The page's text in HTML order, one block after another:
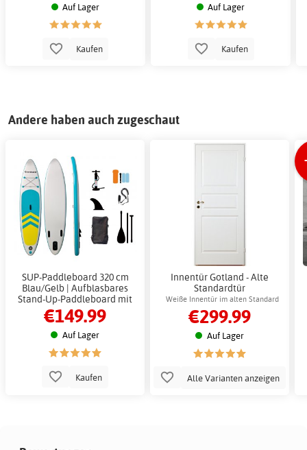
Auf Lager
Kaufen
Auf Lager
Kaufen
Andere haben auch zugeschaut
SUP-Paddleboard 320 cm
Blau/Gelb | Aufblasbares
Stand-Up-Paddleboard mit
Zubehör
€149.99
Auf Lager
Kaufen
Innentür Gotland - Alte
Standardtür
Weiße Innentür im alten Standard
€299.99
Auf Lager
Alle Varianten anzeigen